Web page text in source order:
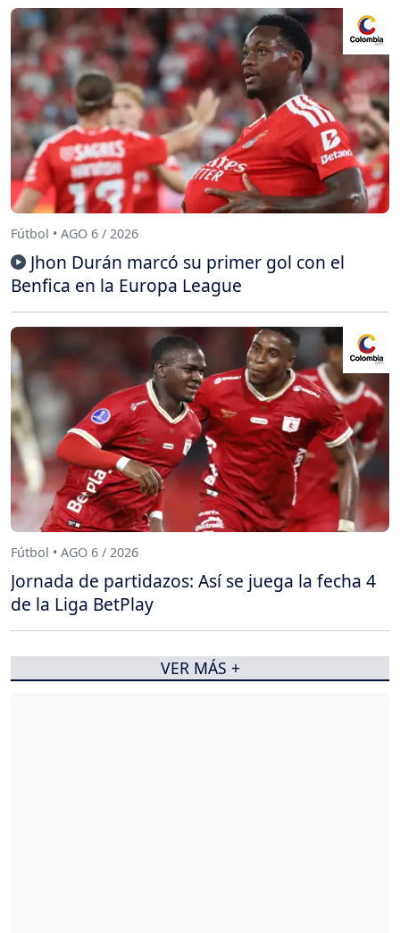
Fútbol • AGO 6 / 2026
Jhon Durán marcó su primer gol con el
Benfica en la Europa League
Fútbol • AGO 6 / 2026
Jornada de partidazos: Así se juega la fecha 4
de la Liga BetPlay
VER MÁS +